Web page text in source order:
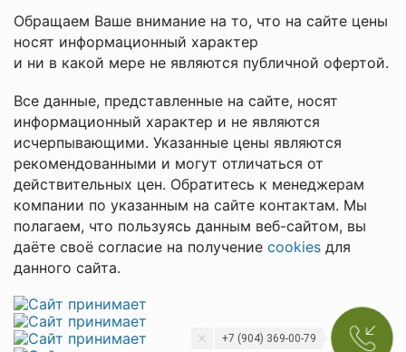
Обращаем Ваше внимание на то, что на сайте цены
носят информационный характер
и ни в какой мере не являются публичной офертой.
Все данные, представленные на сайте, носят
информационный характер и не являются
исчерпывающими. Указанные цены являются
рекомендованными и могут отличаться от
действительных цен. Обратитесь к менеджерам
компании по указанным на сайте контактам. Мы
полагаем, что пользуясь данным веб-сайтом, вы
даёте своё согласие на получение cookies для
данного сайта.
+7 (904) 369-00-79